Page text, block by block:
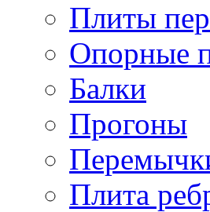
Плиты
Опорные
Балки
Прогоны
Плита